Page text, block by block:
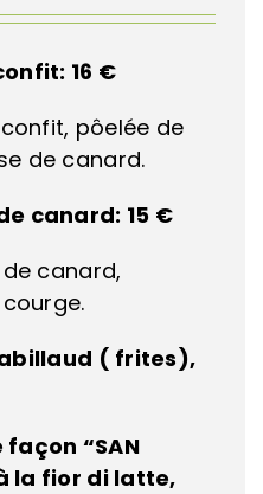
16 €
pôelée de
de canard.
canard: 15 €
canard,
( frites),
“SAN
la fior di latte,